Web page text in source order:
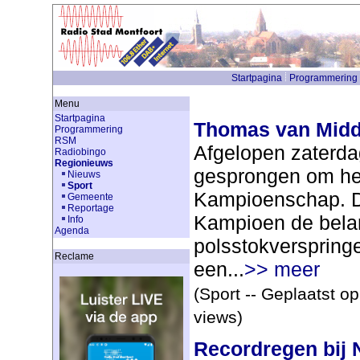
Startpagina Programmering
Menu
Startpagina
Programmering
RSM
Radiobingo
Regionieuws
Nieuws
Sport
Gemeente
Reportage
Info
Agenda
Reclame
Thomas van
Afgelopen
gesprongen om
Kampioenschap.
Kampioen de
een...>> meer
(Sport -- Geplaatst
views)
Recordregen bij